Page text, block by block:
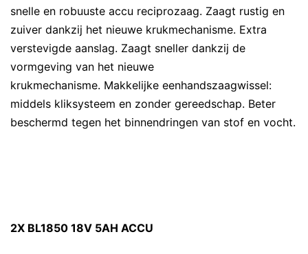
snelle en robuuste accu reciprozaag. Zaagt rustig en
zuiver dankzij het nieuwe krukmechanisme. Extra
verstevigde aanslag. Zaagt sneller dankzij de
vormgeving van het nieuwe
krukmechanisme. Makkelijke eenhandszaagwissel:
middels kliksysteem en zonder gereedschap. Beter
beschermd tegen het binnendringen van stof en vocht.
2X BL1850 18V 5AH ACCU